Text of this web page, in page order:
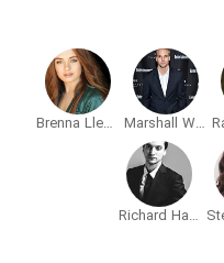
Marshall Williams
Brenna Llewellyn
Richard Harmon